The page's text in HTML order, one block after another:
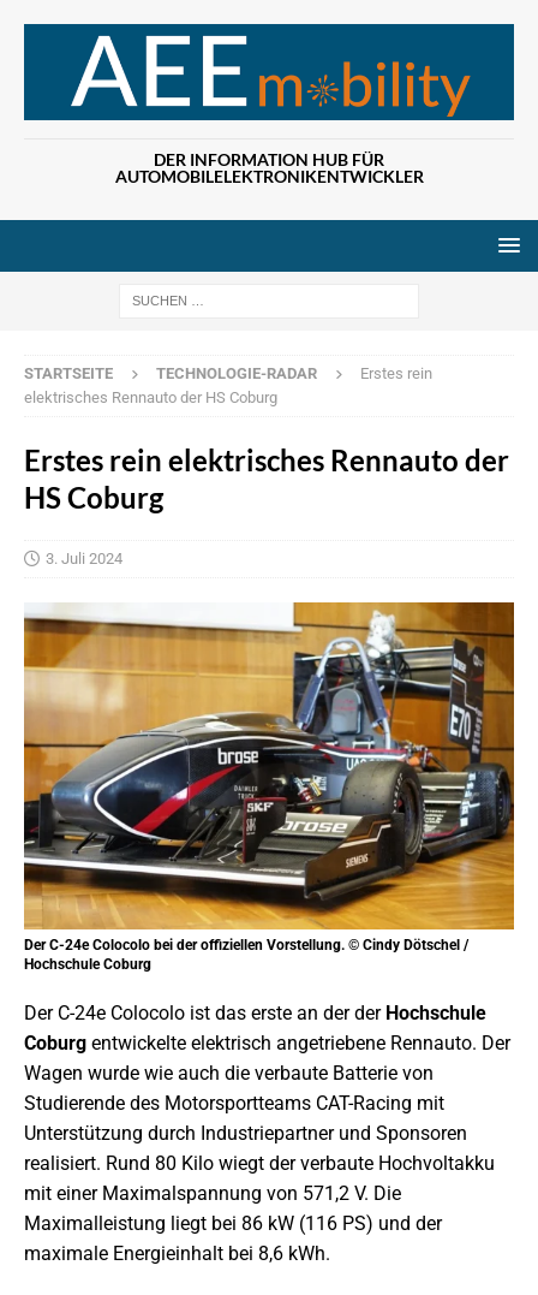
DER INFORMATION HUB FÜR
AUTOMOBILELEKTRONIKENTWICKLER
STARTSEITE TECHNOLOGIE-RADAR
Erstes rein
elektrisches Rennauto der HS Coburg
Erstes rein elektrisches Rennauto der
HS Coburg
3. Juli 2024
Der C-24e Colocolo bei der offiziellen Vorstellung. © Cindy Dötschel /
Hochschule Coburg
Der C-24e Colocolo ist das erste an der der Hochschule
Coburg entwickelte elektrisch angetriebene Rennauto. Der
Wagen wurde wie auch die verbaute Batterie von
Studierende des Motorsportteams CAT-Racing mit
Unterstützung durch Industriepartner und Sponsoren
realisiert. Rund 80 Kilo wiegt der verbaute Hochvoltakku
mit einer Maximalspannung von 571,2 V. Die
Maximalleistung liegt bei 86 kW (116 PS) und der
maximale Energieinhalt bei 8,6 kWh.